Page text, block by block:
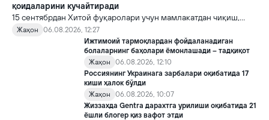
қоидаларини кучайтиради
15 сентябрдан Хитой фуқаролари учун мамлакатдан чиқиш,
хорижликлар учун эса Хитойга кириш тартиби бўйича янги
қоидалар кучга киради.
Жаҳон
06.08.2026, 12:27
Ижтимоий тармоқлардан фойдаланадиган
болаларнинг баҳолари ёмонлашади – тадқиқот
Жаҳон
06.08.2026, 12:10
Россиянинг Украинага зарбалари оқибатида 17
киши ҳалок бўлди
Жаҳон
06.08.2026, 10:07
Жиззахда Gentra дарахтга урилиши оқибатида 21
ёшли блогер қиз вафот этди